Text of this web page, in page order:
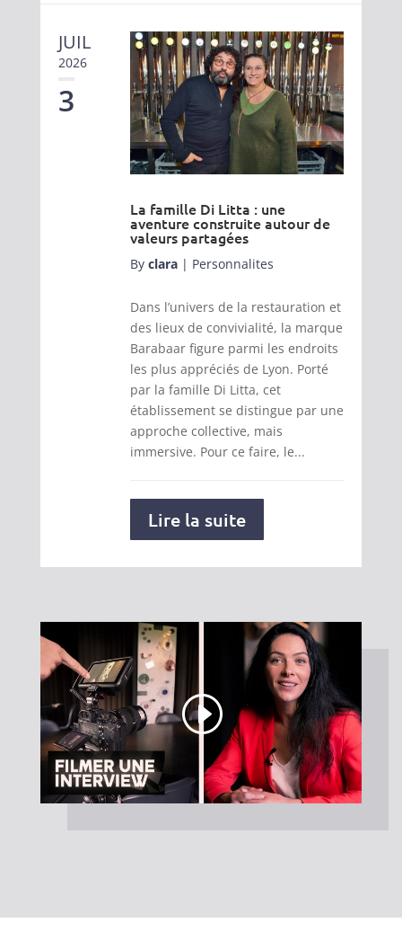
JUIL
2026
3
La famille Di Litta : une
aventure construite autour de
valeurs partagées
By clara| Personnalites
Dans l’univers de la restauration et
des lieux de convivialité, la marque
Barabaar figure parmi les endroits
les plus appréciés de Lyon. Porté
par la famille Di Litta, cet
établissement se distingue par une
approche collective, mais
immersive. Pour ce faire, le...
Lire la suite